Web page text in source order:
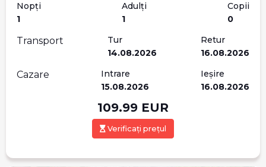
Nopți
1
Adulți
1
Copii
0
Transport
Tur
14.08.2026
Retur
16.08.2026
Cazare
Intrare
15.08.2026
Ieșire
16.08.2026
109.99 EUR
Verificați prețul